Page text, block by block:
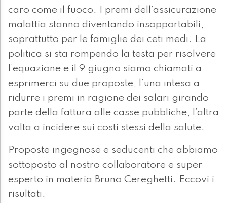
caro come il fuoco. I premi dell’assicurazione
malattia stanno diventando insopportabili,
soprattutto per le famiglie dei ceti medi. La
politica si sta rompendo la testa per risolvere
l’equazione e il 9 giugno siamo chiamati a
esprimerci su due proposte, l’una intesa a
ridurre i premi in ragione dei salari girando
parte della fattura alle casse pubbliche, l’altra
volta a incidere sui costi stessi della salute.
Proposte ingegnose e seducenti che abbiamo
sottoposto al nostro collaboratore e super
esperto in materia Bruno Cereghetti. Eccovi i
risultati.